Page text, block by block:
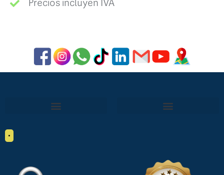
Precios incluyen IVA
•